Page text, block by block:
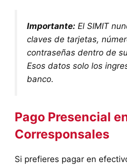
Importante: El SIMIT
claves de tarjetas,
contraseñas dentro de
Esos datos solo los
banco.
Pago Presencial
Corresponsales
Si prefieres pagar en